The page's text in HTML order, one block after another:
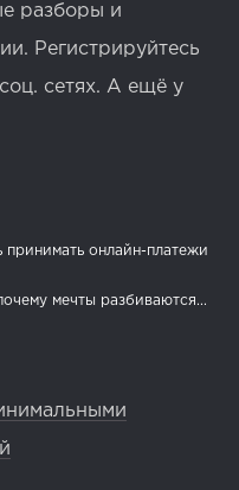
разборы и
Регистрируйтесь
сетях. А ещё у
принимать онлайн-платежи
мечты разбиваются...